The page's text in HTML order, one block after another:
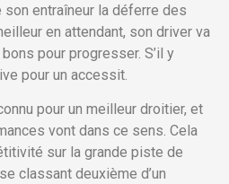
entraîneur la déferre des
en attendant, son driver va
pour progresser. S’il y
pour un accessit.
pour un meilleur droitier, et
vont dans ce sens. Cela
sur la grande piste de
classant deuxième d’un